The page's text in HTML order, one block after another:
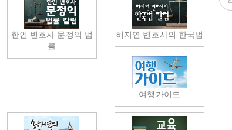
한인 변호사 문정익 법
률
허지연 변호사의 한국법
여행가이드